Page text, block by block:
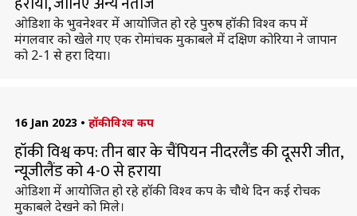
ओडिशा के भुवनेश्वर में आयोजित हो रहे पुरुष हॉकी विश्व कप में
मंगलवार को खेले गए एक रोमांचक मुकाबले में दक्षिण कोरिया ने जापान
को 2-1 से हरा दिया।
16 Jan 2023 • हॉकी विश्व कप
हॉकी विश्व कप: तीन बार के चैंपियन नीदरलैंड की दूसरी जीत,
न्यूजीलैंड को 4-0 से हराया
ओडिशा में आयोजित हो रहे हॉकी विश्व कप के चौथे दिन कई रोचक
मुकाबले देखने को मिले।